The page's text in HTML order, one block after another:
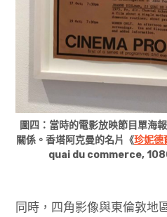
圖四：當時的電影放映節目單海
關係。香塔阿克曼的名片《珍妮德
quai du commerce,
同時，四角影像與東倫敦地